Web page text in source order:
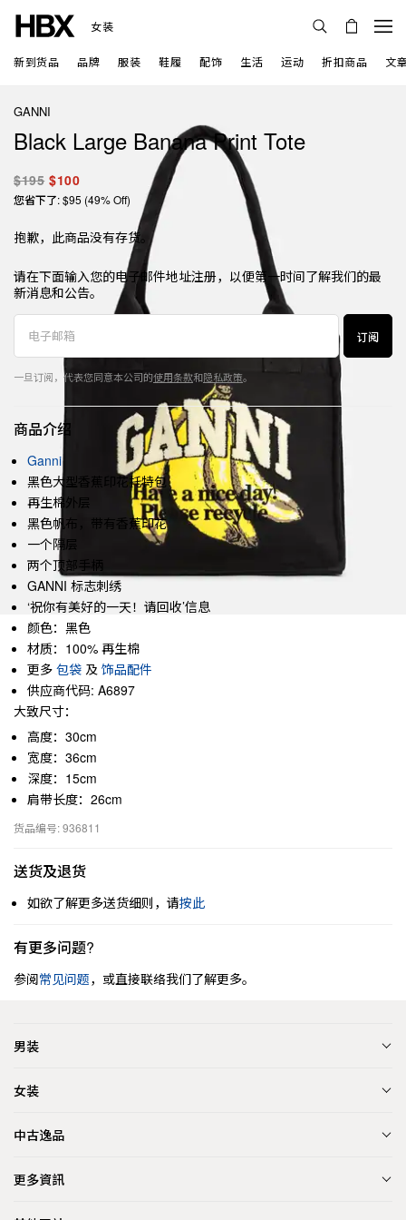
女装
新到货品 品牌 服装 鞋履 配饰 生活 运动 折扣商品 文
GANNI
Black Large Banana Print Tote
$195 $100
您省下了: $95 (49% Off)
抱歉，此商品没有存货。
请在下面输入您的电子邮件地址注册，以便第一时间了解我们的最
新消息和公告。
订阅
一旦订阅，代表您同意本公司的使用条款和隐私政策。
商品介绍
Ganni
黑色大型香蕉印花托特包
再生棉外层
黑色帆布，带有香蕉印花
一个隔层
两个顶部手柄
GANNI 标志刺绣
‘祝你有美好的一天！请回收’信息
颜色：黑色
材质：100% 再生棉
更多 包袋 及 饰品配件
供应商代码: A6897
大致尺寸：
高度：30cm
宽度：36cm
深度：15cm
肩带长度：26cm
货品编号: 936811
送货及退货
如欲了解更多送货细则，请按此
有更多问题?
参阅常见问题，或直接联络我们了解更多。
男装
女装
中古逸品
更多資訊